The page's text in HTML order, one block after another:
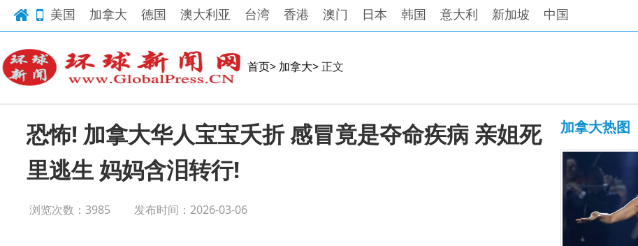
美国 加拿大 德国 澳大利亚 台湾 香港 澳门 日本 韩国 意大利 新加坡 中国
首页> 加拿大> 正文
恐怖! 加拿大华人宝宝夭折 感冒竟是夺命疾病 亲姐死
里逃生 妈妈含泪转行!
浏览次数：3985 发布时间：2026-03-06
加拿大热图